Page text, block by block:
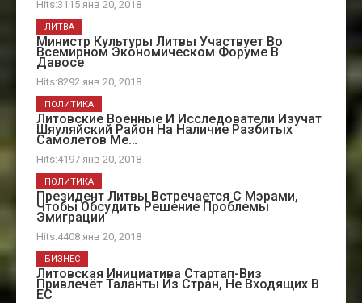
Hits:3115 янв 20, 2018
Министр Культуры Литвы Участвует Во
Всемирном Экономическом Форуме В
Давосе
Hits:8292 янв 20, 2018
ЛИТВА
Литовские Военные И Исследователи Изучат
Шяуляйский Район На Наличие Разбитых
Самолетов Ме…
Hits:4197 янв 20, 2018
ПОЛИТИКА
Президент Литвы Встречается С Мэрами,
Чтобы Обсудить Решение Проблемы
Эмиграции
Hits:4408 янв 20, 2018
ПОЛИТИКА
Литовская Инициатива Стартап-Виз
Привлечёт Таланты Из Стран, Не Входящих В
ЕС
БИЗНЕС